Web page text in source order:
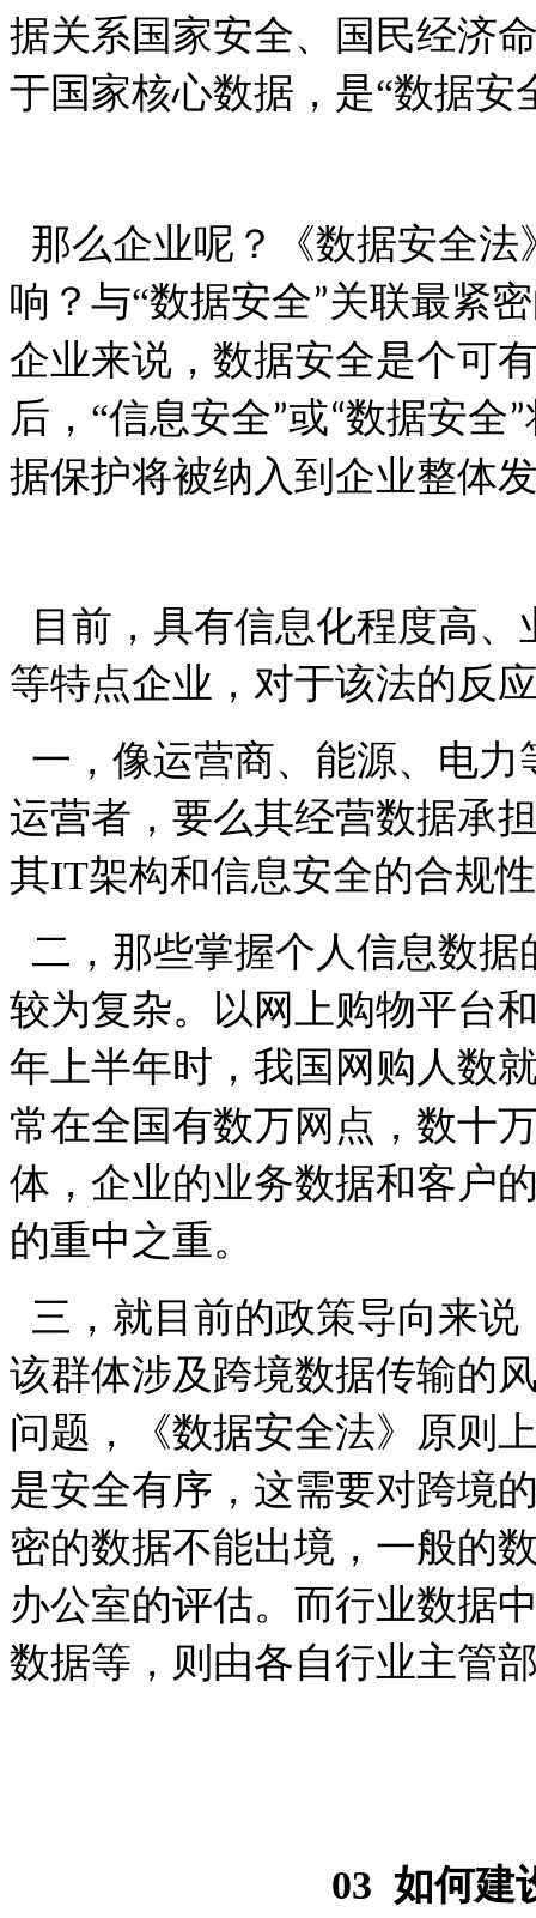
据关系国家安全、国民经济
于国家核心数据，是“数据安
那么企业呢？《数据安全
响？与“数据安全”关联最紧
企业来说，数据安全是个可
后， “信息安全”或“数据安全”
据保护将被纳入到企业整体
目前，具有信息化程度高
等特点企业，对于该法的反
一，像运营商、能源、电
运营者，要么其经营数据承
其IT架构和信息安全的合规
二，那些掌握个人信息数
较为复杂。以网上购物平台
年上半年时，我国网购人数
常在全国有数万网点，数十
体，企业的业务数据和客户
的重中之重。
三，就目前的政策导向来
该群体涉及跨境数据传输的
问题，《数据安全法》原则
是安全有序，这需要对跨境
密的数据不能出境，一般的
办公室的评估。而行业数据
数据等，则由各自行业主管
03 如何建